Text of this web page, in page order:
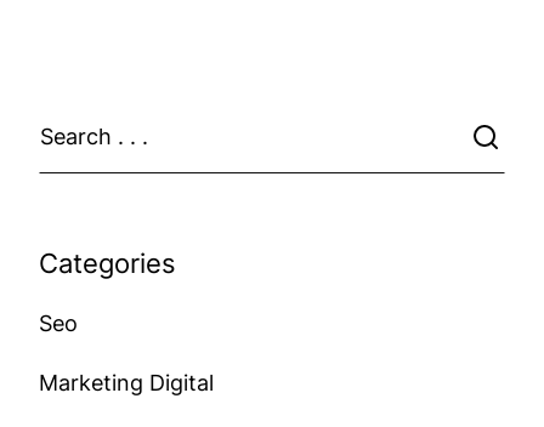
Categories
Seo
Marketing Digital